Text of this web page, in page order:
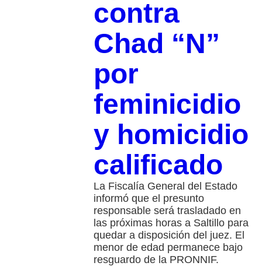
contra
Chad “N”
por
feminicidio
y homicidio
calificado
La Fiscalía General del Estado
informó que el presunto
responsable será trasladado en
las próximas horas a Saltillo para
quedar a disposición del juez. El
menor de edad permanece bajo
resguardo de la PRONNIF.